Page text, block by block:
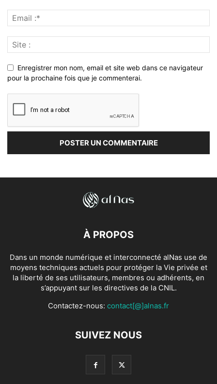
Enregistrer mon nom, email et site web dans ce navigateur
pour la prochaine fois que je commenterai.
À PROPOS
Dans un monde numérique et interconnecté alNas use de
moyens techniques actuels pour protéger la Vie privée et
la liberté de ses utilisateurs, membres ou adhérents, en
s’appuyant sur les directives de la CNIL.
Contactez-nous: contact[@]alnas.fr
SUIVEZ NOUS